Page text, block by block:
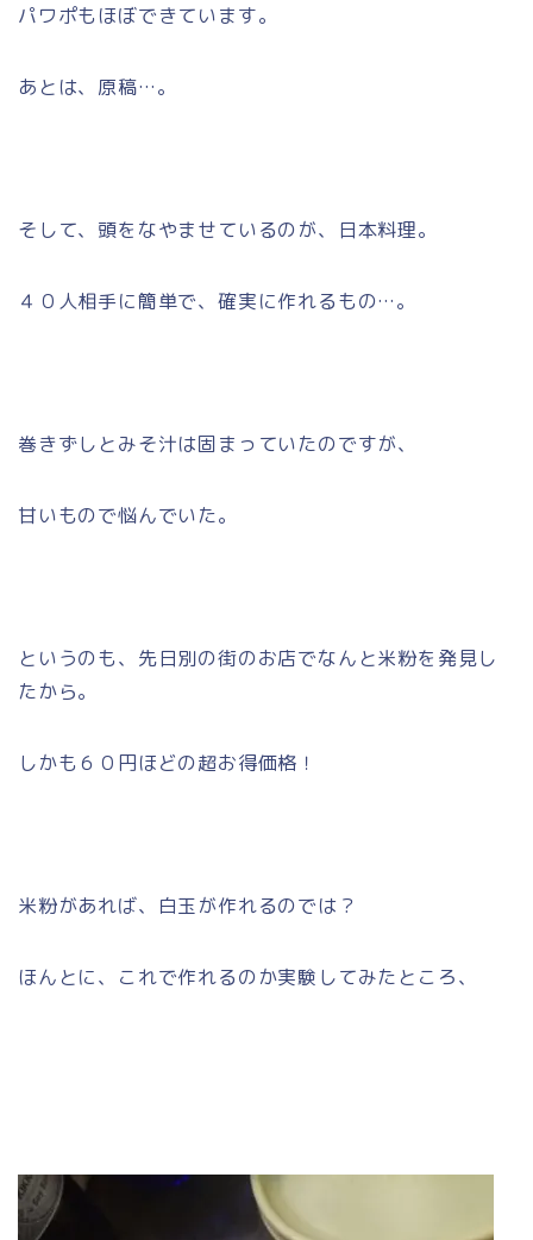
パワポもほぼできています。
あとは、原稿…。
そして、頭をなやませているのが、日本料理。
４０人相手に簡単で、確実に作れるもの…。
巻きずしとみそ汁は固まっていたのですが、
甘いもので悩んでいた。
というのも、先日別の街のお店でなんと米粉を発見し
たから。
しかも６０円ほどの超お得価格！
米粉があれば、白玉が作れるのでは？
ほんとに、これで作れるのか実験してみたところ、